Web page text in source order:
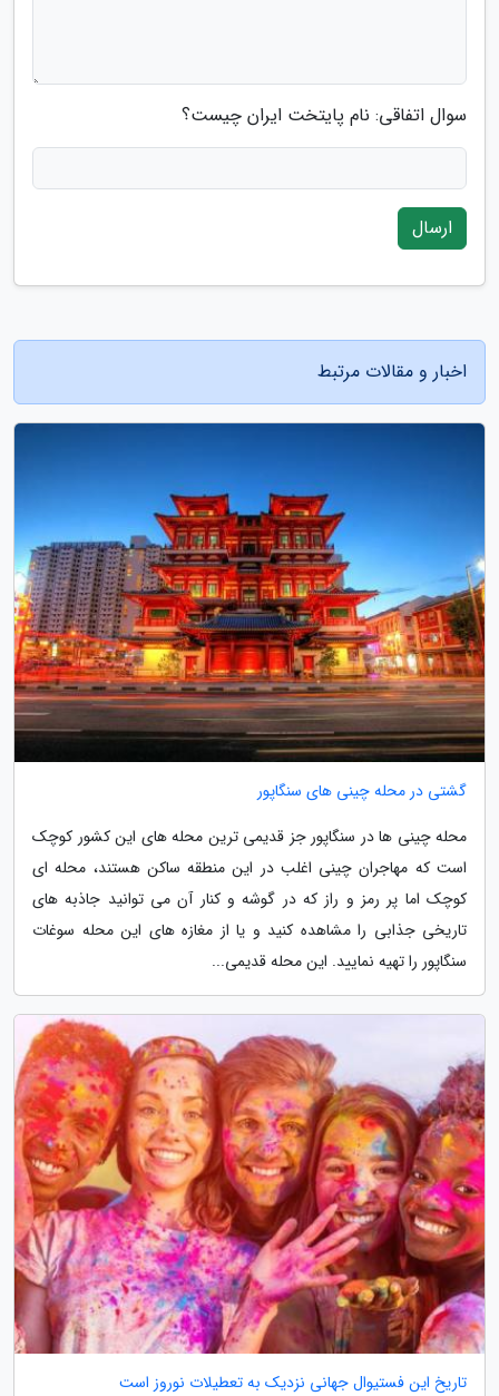
سوال اتفاقی: نام پایتخت ایران چیست؟
ارسال
اخبار و مقالات مرتبط
گشتی در محله چینی های سنگاپور
محله چینی ها در سنگاپور جز قدیمی ترین محله های این کشور کوچک
است که مهاجران چینی اغلب در این منطقه ساکن هستند، محله ای
کوچک اما پر رمز و راز که در گوشه و کنار آن می توانید جاذبه های
تاریخی جذابی را مشاهده کنید و یا از مغازه های این محله سوغات
سنگاپور را تهیه نمایید. این محله قدیمی...
تاریخ این فستیوال جهانی نزدیک به تعطیلات نوروز است